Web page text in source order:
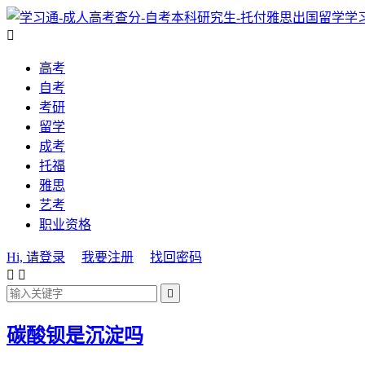
学

高考
自考
考研
留学
成考
托福
雅思
艺考
职业资格
Hi, 请登录 我要注册
找回密码
 

碳酸钡是沉淀吗